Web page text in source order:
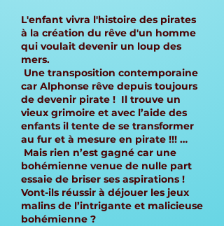
L'enfant vivra l'histoire des pirates
à la création du rêve d'un homme
qui voulait devenir un loup des
mers.
Une transposition contemporaine
car Alphonse rêve depuis toujours
de devenir pirate ! Il trouve un
vieux grimoire et avec l’aide des
enfants il tente de se transformer
au fur et à mesure en pirate !!! …
Mais rien n’est gagné car une
bohémienne venue de nulle part
essaie de briser ses aspirations !
Vont-ils réussir à déjouer les jeux
malins de l’intrigante et malicieuse
bohémienne ?